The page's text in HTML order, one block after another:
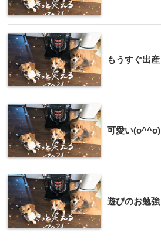
もうすぐ出産
可愛い(o^^o)
遊びのお勉強